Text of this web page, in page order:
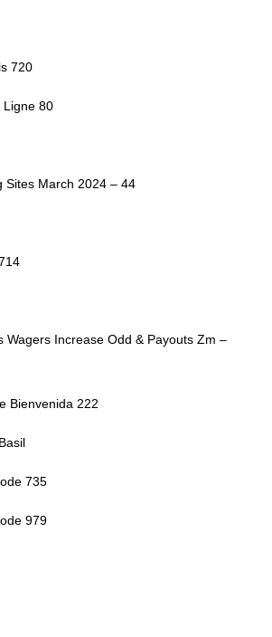
720
Ligne 80
Sites March 2024 – 44
Wagers Increase Odd & Payouts Zm –
Bienvenida 222
735
979